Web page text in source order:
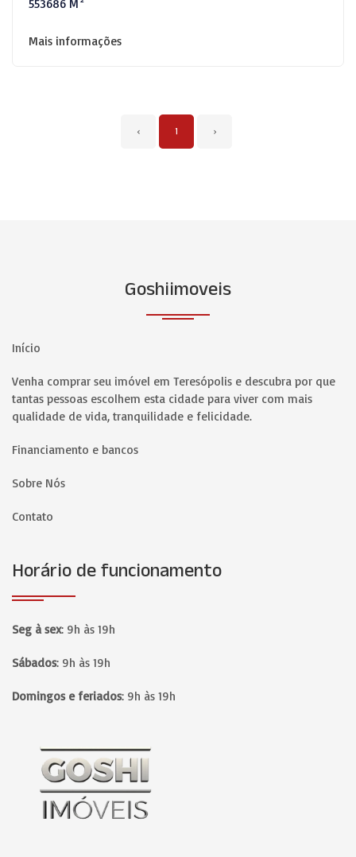
553686 M²
Mais informações
‹ 1 ›
Goshiimoveis
Início
Venha comprar seu imóvel em Teresópolis e descubra por que
tantas pessoas escolhem esta cidade para viver com mais
qualidade de vida, tranquilidade e felicidade.
Financiamento e bancos
Sobre Nós
Contato
Horário de funcionamento
Seg à sex: 9h às 19h
Sábados: 9h às 19h
Domingos e feriados: 9h às 19h
Página inicial